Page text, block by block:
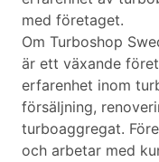
med företaget.
Om Turboshop
är ett växande
erfarenhet inom
försäljning,
turboaggregat.
och arbetar med